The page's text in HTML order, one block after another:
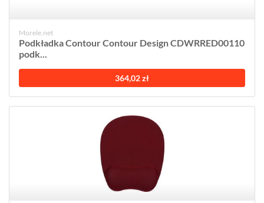
Morele.net
Podkładka Contour Contour Design CDWRRED00110
podk...
364,02 zł